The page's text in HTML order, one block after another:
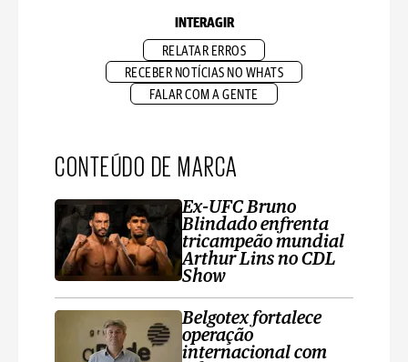
INTERAGIR
RELATAR ERROS
RECEBER NOTÍCIAS NO WHATS
FALAR COM A GENTE
CONTEÚDO DE MARCA
Ex-UFC Bruno
Blindado enfrenta
tricampeão mundial
Arthur Lins no CDL
Show
Belgotex fortalece
operação
internacional com